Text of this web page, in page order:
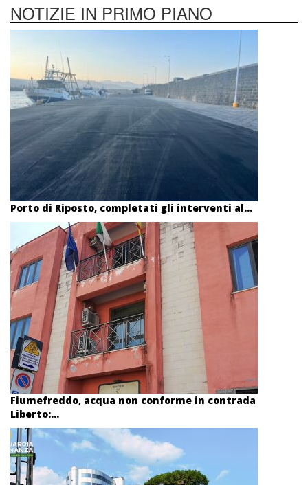
NOTIZIE IN PRIMO PIANO
Porto di Riposto, completati gli interventi al...
Fiumefreddo, acqua non conforme in contrada
Liberto:...